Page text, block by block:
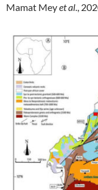
Mamat Meyet al. ,